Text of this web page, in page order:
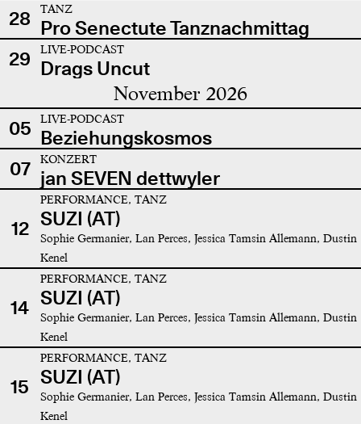
28
TANZ
Pro Senectute Tanznachmittag
29
LIVE-PODCAST
Drags Uncut
November 2026
05 LIVE-PODCAST
Beziehungskosmos
07
KONZERT
jan SEVEN dettwyler
12
PERFORMANCE, TANZ
SUZI (AT)
Sophie Germanier, Lan Perces, Jessica Tamsin Allemann, Dustin
Kenel
14
PERFORMANCE, TANZ
SUZI (AT)
Sophie Germanier, Lan Perces, Jessica Tamsin Allemann, Dustin
Kenel
15
PERFORMANCE, TANZ
SUZI (AT)
Sophie Germanier, Lan Perces, Jessica Tamsin Allemann, Dustin
Kenel